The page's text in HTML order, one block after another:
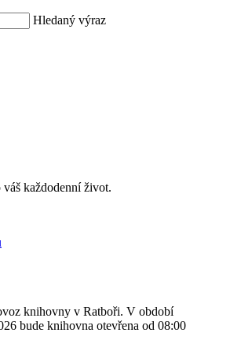
Hledaný výraz
každodenní život.
knihovny v Ratboři. V období
bude knihovna otevřena od 08:00